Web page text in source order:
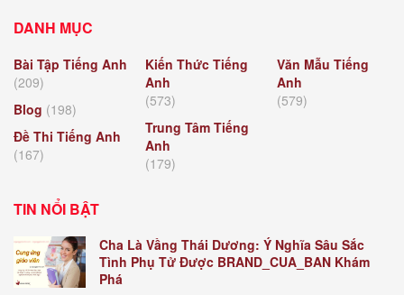
DANH MỤC
Bài Tập Tiếng Anh
(209)
Blog (198)
Đề Thi Tiếng Anh
(167)
Kiến Thức Tiếng
Anh
(573)
Trung Tâm Tiếng
Anh
(179)
Văn Mẫu Tiếng
Anh
(579)
TIN NỔI BẬT
Cha Là Vầng Thái Dương: Ý Nghĩa Sâu Sắc
Tình Phụ Tử Được BRAND_CUA_BAN Khám
Phá